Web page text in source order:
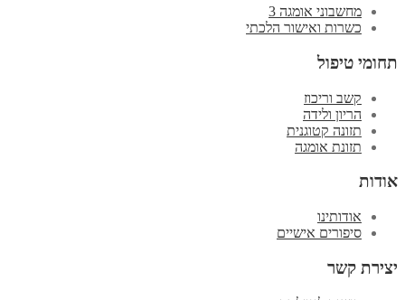
מחשבוני אומגה 3
כשרות ואישור הלכתי
תחומי טיפול
קשב וריכוז
הריון ולידה
תזונה קטוגנית
תזונת אומגה
אודות
אודותינו
סיפורים אישיים
יצירת קשר